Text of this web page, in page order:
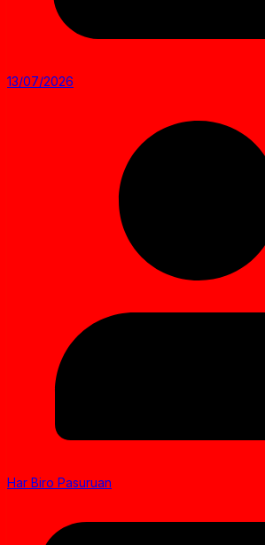
13/07/2026
Har Biro Pasuruan